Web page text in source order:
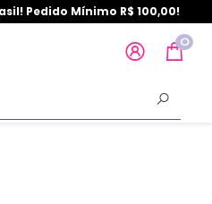
Pedido Mínimo R$ 100,00!
0